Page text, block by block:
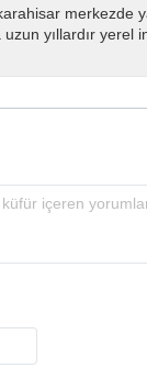
merkezde
yıllardır yerel